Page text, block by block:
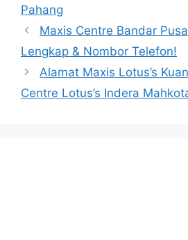
Pahang
Maxis Centre Bandar
Lengkap & Nombor Telefon!
Alamat Maxis Lotus’s
Centre Lotus’s Indera